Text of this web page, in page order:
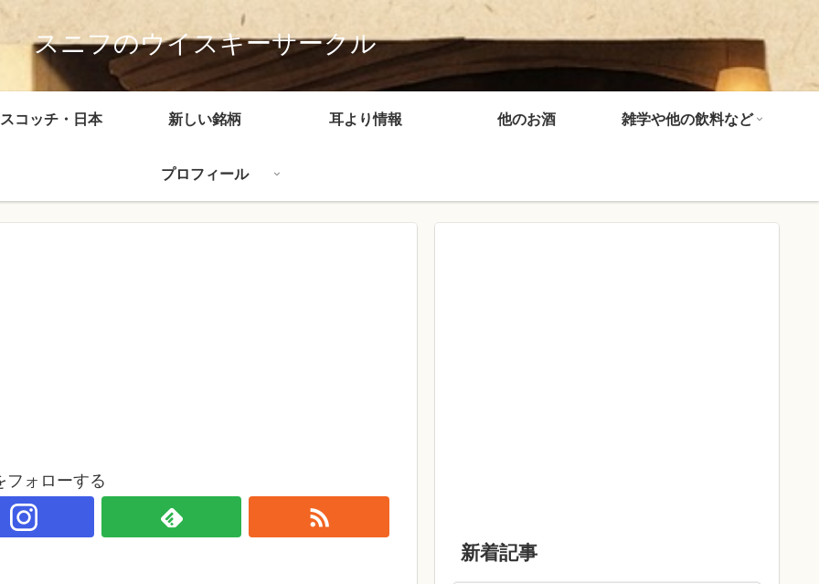
スニフのウイスキーサークル
コッチ・日本 新しい銘柄 耳より情報 他のお酒 雑学や他の飲料など
プロフィール
フォローする
新着記事